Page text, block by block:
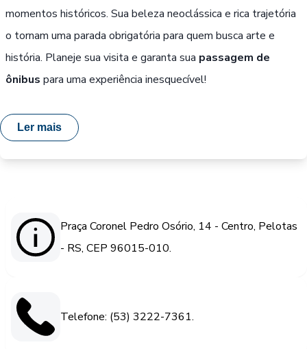
momentos históricos. Sua beleza neoclássica e rica trajetória
o tornam uma parada obrigatória para quem busca arte e
história. Planeje sua visita e garanta sua passagem de
ônibus para uma experiência inesquecível!
Ler mais
Praça Coronel Pedro Osório, 14 - Centro, Pelotas
- RS, CEP 96015-010.
Telefone: (53) 3222-7361.